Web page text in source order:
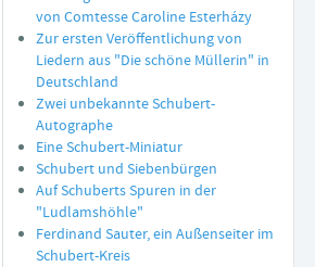
von Comtesse Caroline Esterházy
Zur ersten Veröffentlichung von
Liedern aus "Die schöne Müllerin" in
Deutschland
Zwei unbekannte Schubert-
Autographe
Eine Schubert-Miniatur
Schubert und Siebenbürgen
Auf Schuberts Spuren in der
"Ludlamshöhle"
Ferdinand Sauter, ein Außenseiter im
Schubert-Kreis